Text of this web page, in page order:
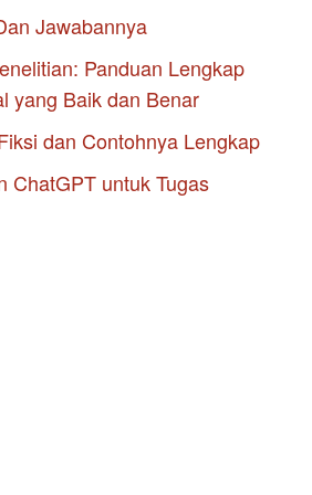
Jawabannya
Panduan Lengkap
yang Baik dan Benar
dan Contohnya Lengkap
ChatGPT untuk Tugas